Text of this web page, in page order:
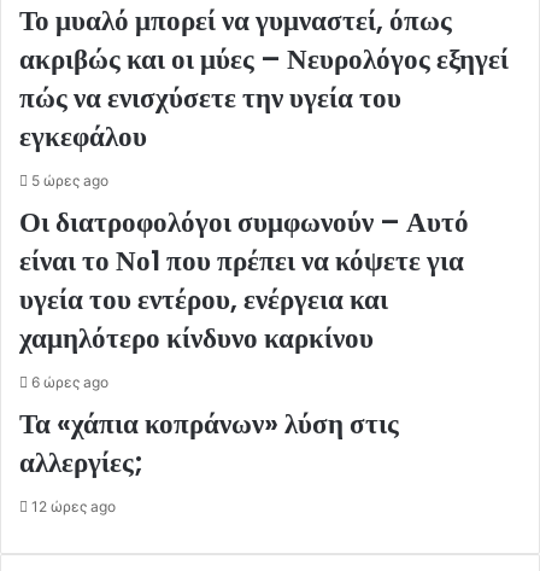
Το μυαλό μπορεί να γυμναστεί, όπως
ακριβώς και οι μύες – Νευρολόγος εξηγεί
πώς να ενισχύσετε την υγεία του
εγκεφάλου
5 ώρες ago
Οι διατροφολόγοι συμφωνούν – Αυτό
είναι το Νο1 που πρέπει να κόψετε για
υγεία του εντέρου, ενέργεια και
χαμηλότερο κίνδυνο καρκίνου
6 ώρες ago
Τα «χάπια κοπράνων» λύση στις
αλλεργίες;
12 ώρες ago